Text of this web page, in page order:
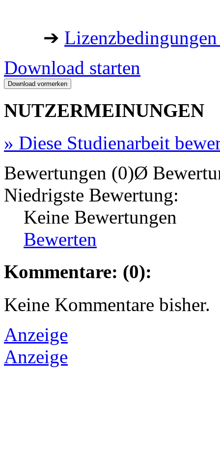
➔
Download starten
NUTZERMEINUNGEN
» Diese Studienarbeit
Bewertungen (0)Ø
Niedrigste Bewertung:
Keine Bewertungen
Bewerten
Kommentare: (0):
Keine Kommentare bisher.
Anzeige
Anzeige